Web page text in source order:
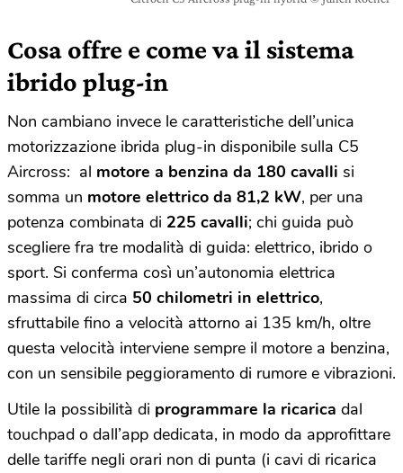
Cosa offre e come va il sistema
ibrido plug-in
Non cambiano invece le caratteristiche dell’unica
motorizzazione ibrida plug-in disponibile sulla C5
Aircross: al motore a benzina da 180 cavalli si
somma un motore elettrico da 81,2 kW, per una
potenza combinata di 225 cavalli; chi guida può
scegliere fra tre modalità di guida: elettrico, ibrido o
sport. Si conferma così un’autonomia elettrica
massima di circa 50 chilometri in elettrico,
sfruttabile fino a velocità attorno ai 135 km/h, oltre
questa velocità interviene sempre il motore a benzina,
con un sensibile peggioramento di rumore e vibrazioni.
Utile la possibilità di programmare la ricarica dal
touchpad o dall’app dedicata, in modo da approfittare
delle tariffe negli orari non di punta (i cavi di ricarica